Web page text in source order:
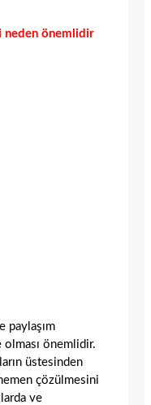
neden önemlidir
paylaşım
olması önemlidir.
üstesinden
çözülmesini
ve